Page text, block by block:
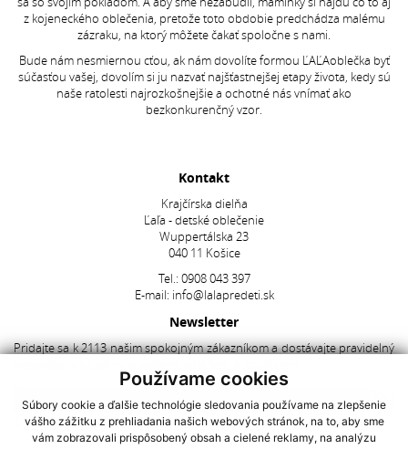
Používame cookies
Súbory cookie a ďalšie technológie sledovania používame na zlepšenie
vášho zážitku z prehliadania našich webových stránok, na to, aby sme
vám zobrazovali prispôsobený obsah a cielené reklamy, na analýzu
z kojeneckého oblečenia, pretože toto obdobie predchádza malému
zázraku, na ktorý môžete čakať spoločne s nami.
Bude nám nesmiernou cťou, ak nám dovolíte formou ĽAĽAoblečka byť
súčasťou vašej, dovolím si ju nazvať najšťastnejšej etapy života, kedy sú
naše ratolesti najrozkošnejšie a ochotné nás vnímať ako
bezkonkurenčný vzor.
Kontakt
Krajčírska dielňa
Ľaľa - detské oblečenie
Wuppertálska 23
040 11 Košice
Tel.: 0908 043 397
E-mail: info@lalapredeti.sk
Newsletter
Pridajte sa k 2113 našim spokojným zákazníkom a dostávajte pravidelný
Súhlasím so spracovaním osobných údajov